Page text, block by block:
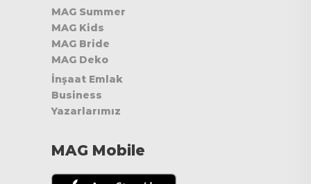
MAG Summer
MAG Kids
MAG Bride
MAG Deko
İnşaat Emlak
Business
Yazarlarımız
MAG Mobile